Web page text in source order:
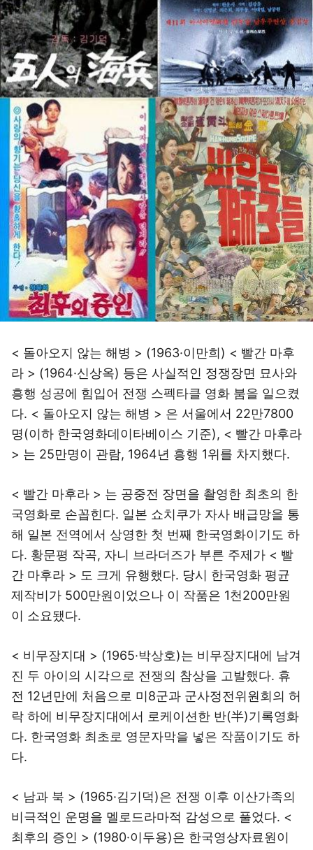
< 돌아오지 않는 해병 > (1963·이만희) < 빨간 마후
라 > (1964·신상옥) 등은 사실적인 정쟁장면 묘사와
흥행 성공에 힘입어 전쟁 스펙타클 영화 붐을 일으켰
다. < 돌아오지 않는 해병 > 은 서울에서 22만7800
명(이하 한국영화데이타베이스 기준), < 빨간 마후라
> 는 25만명이 관람, 1964년 흥행 1위를 차지했다.
< 빨간 마후라 > 는 공중전 장면을 촬영한 최초의 한
국영화로 손꼽힌다. 일본 쇼치쿠가 자사 배급망을 통
해 일본 전역에서 상영한 첫 번째 한국영화이기도 하
다. 황문평 작곡, 자니 브라더즈가 부른 주제가 < 빨
간 마후라 > 도 크게 유행했다. 당시 한국영화 평균
제작비가 500만원이었으나 이 작품은 1천200만원
이 소요됐다.
< 비무장지대 > (1965·박상호)는 비무장지대에 남겨
진 두 아이의 시각으로 전쟁의 참상을 고발했다. 휴
전 12년만에 처음으로 미8군과 군사정전위원회의 허
락 하에 비무장지대에서 로케이션한 반(半)기록영화
다. 한국영화 최초로 영문자막을 넣은 작품이기도 하
다.
< 남과 북 > (1965·김기덕)은 전쟁 이후 이산가족의
비극적인 운명을 멜로드라마적 감성으로 풀었다. <
최후의 증인 > (1980·이두용)은 한국영상자료원이